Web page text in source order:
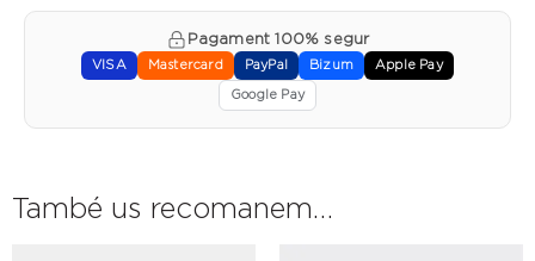
Pagament 100% segur
VISA Mastercard PayPal Bizum Apple Pay
Google Pay
També us recomanem…